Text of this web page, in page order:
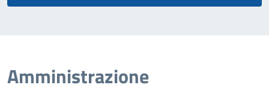
Amministrazione